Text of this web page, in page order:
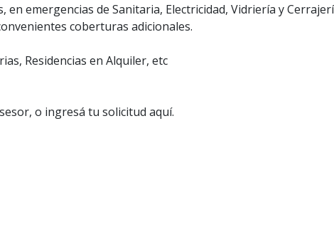
emergencias de Sanitaria, Electricidad, Vidriería y
coberturas adicionales.
Residencias en Alquiler, etc
o ingresá tu solicitud aquí.